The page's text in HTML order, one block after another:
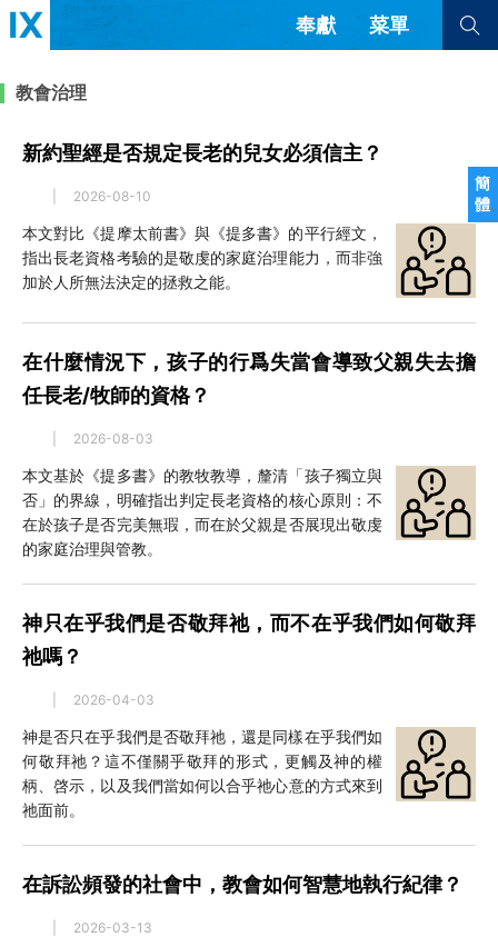
簡
體
奉獻 菜單
文章 書評 訪談
教會帶領 解經式講道與神學
福音傳講與宣教 成員制與教會紀律
團契生活與禱告
查看全部
查看全部
隱私條款 其他的模式
西班牙語
葡萄牙語
俄語
烏茲別克語
达里语
越南語
韓語
土耳其語
阿拉伯語
阿爾巴尼亞語
塞爾維亞語 柬埔寨語
教會治理
新約聖經是否規定長老的兒女必須信主？
2026-08-10
本文對比《提摩太前書》與《提多書》的平行經文，
指出長老資格考驗的是敬虔的家庭治理能力，而非強
加於人所無法決定的拯救之能。
在什麼情況下，孩子的行爲失當會導致父親失去擔
任長老/牧師的資格？
2026-08-03
本文基於《提多書》的教牧教導，釐清「孩子獨立與
否」的界線，明確指出判定長老資格的核心原則：不
在於孩子是否完美無瑕，而在於父親是否展現出敬虔
的家庭治理與管教。
神只在乎我們是否敬拜祂，而不在乎我們如何敬拜
祂嗎？
2026-04-03
神是否只在乎我們是否敬拜祂，還是同樣在乎我們如
何敬拜祂？這不僅關乎敬拜的形式，更觸及神的權
柄、啓示，以及我們當如何以合乎祂心意的方式來到
祂面前。
在訴訟頻發的社會中，教會如何智慧地執行紀律？
2026-03-13